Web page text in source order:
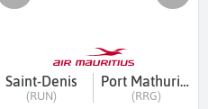
Saint-Denis
(RUN)
Port Mathurin - Ile Rodrigues
(RRG)